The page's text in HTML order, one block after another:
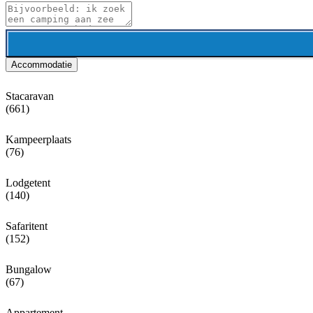
Accommodatie
Stacaravan
(661)
Kampeerplaats
(76)
Lodgetent
(140)
Safaritent
(152)
Bungalow
(67)